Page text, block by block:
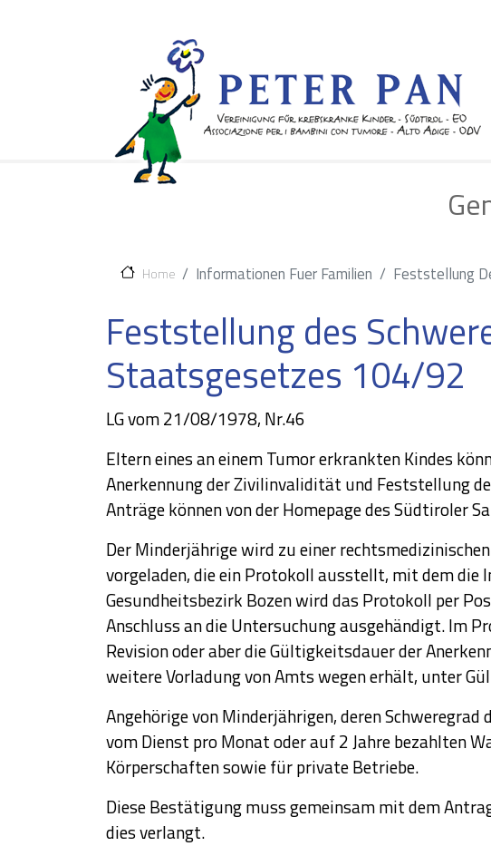
Home Informationen Fuer Familien Feststellung
Feststellung des
Staatsgesetzes 104/92
LG vom 21/08/1978, Nr.46
Eltern eines an einem Tumor erkrankten Kindes
Anerkennung der Zivilinvalidität und Feststellung
Anträge können von der Homepage des Südtiroler
Der Minderjährige wird zu einer
vorgeladen, die ein Protokoll ausstellt, mit dem
Gesundheitsbezirk Bozen wird das Protokoll per
Anschluss an die Untersuchung ausgehändigt. Im
Revision oder aber die Gültigkeitsdauer der
weitere Vorladung von Amts wegen erhält, unter
Angehörige von Minderjährigen, deren
vom Dienst pro Monat oder auf 2 Jahre bezahlten
Körperschaften sowie für private Betriebe.
Diese Bestätigung muss gemeinsam mit dem
dies verlangt.